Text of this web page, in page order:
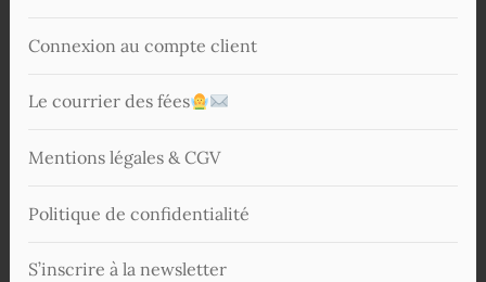
Connexion au compte client
Le courrier des fées
Mentions légales & CGV
Politique de confidentialité
S’inscrire à la newsletter